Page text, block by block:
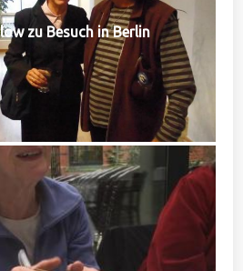
zu Besuch in Berlin